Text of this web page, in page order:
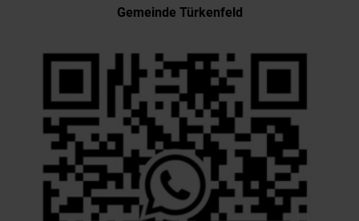
Gemeinde Türkenfeld